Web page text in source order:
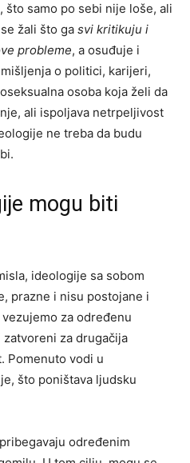
, što samo po sebi nije loše, ali
žali što ga svi kritikuju i
probleme, a osuđuje i
o politici, karijeri,
osoba koja želi da
ali ispoljava netrpeljivost
ne treba da budu
mogu biti
ideologije sa sobom
prazne i nisu postojane i
za određenu
za drugačija
Pomenuto vodi u
što poništava ljudsku
određenim